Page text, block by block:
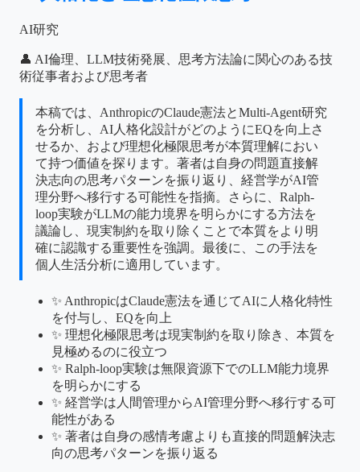
AI研究
👤 AI倫理、LLM技術発展、思考方法論に関心のある技
術従事者および思考者
本稿では、AnthropicのClaude憲法とMulti-Agent研究
を分析し、AI人格化設計がどのようにEQを向上さ
せるか、および理想化極限思考が本質理解におい
て持つ価値を探ります。著者は自身の問題直接解
決志向の思考パターンを振り返り、経営学がAI管
理分野へ移行する可能性を指摘。さらに、Ralph-
loop実験がLLMの能力境界を明らかにする方法を
議論し、現実制約を取り除くことで本質をより明
確に認識する重要性を強調。最後に、この手法を
個人生活分析に適用しています。
✨ AnthropicはClaude憲法を通じてAIに人格化特性
を付与し、EQを向上
✨ 理想化極限思考は現実制約を取り除き、本質を
見極めるのに役立つ
✨ Ralph-loop実験は無限資源下でのLLM能力境界
を明らかにする
✨ 経営学は人間管理からAI管理分野へ移行する可
能性がある
✨ 著者は自身の感情考慮よりも直接的問題解決志
向の思考パターンを振り返る